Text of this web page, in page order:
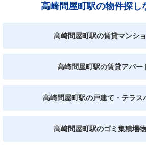
高崎問屋町駅の物件探し
高崎問屋町駅の賃貸マンシ
高崎問屋町駅の賃貸アパー
高崎問屋町駅の戸建て・テラス
高崎問屋町駅のゴミ集積場